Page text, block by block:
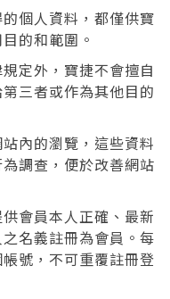
個人資料，都僅供寶
的和範圍。
定外，寶捷不會擅自
三者或作為其他目的
內的瀏覽，這些資料
調查，便於改善網站
會員本人正確、最新
名義註冊為會員。每
號，不可重覆註冊登